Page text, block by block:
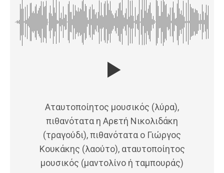
Αταυτοποίητος μουσικός (λύρα),
πιθανότατα η Αρετή Νικολιδάκη
(τραγούδι), πιθανότατα ο Γιώργος
Κουκάκης (λαούτο), αταυτοποίητος
μουσικός (μαντολίνο ή ταμπουράς)